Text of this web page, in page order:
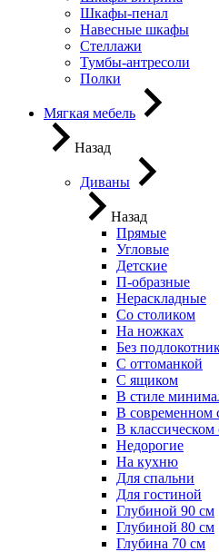
Шкафы-пенал
Навесные шкафы
Стеллажи
Тумбы-антресоли
Полки
Мягкая мебель
Назад
Диваны
Назад
Прямые
Угловые
Детские
П-образные
Нераскладные
Со столиком
На ножках
Без
С оттоманкой
С ящиком
В стиле
В современном
В классическом
Недорогие
На кухню
Для спальни
Для гостиной
Глубиной 90 см
Глубиной 80 см
Глубина 70 см